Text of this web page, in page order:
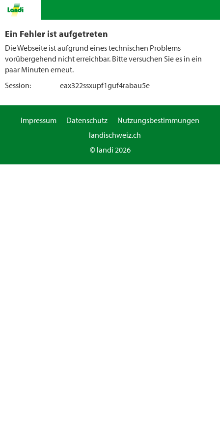
Ein Fehler ist aufgetreten
Die Webseite ist aufgrund eines technischen Problems
vorübergehend nicht erreichbar. Bitte versuchen Sie es in ein
paar Minuten erneut.
Session:
eax322ssxupf1guf4rabau5e
Impressum Datenschutz
Nutzungsbestimmungen
landischweiz.ch
© landi 2026